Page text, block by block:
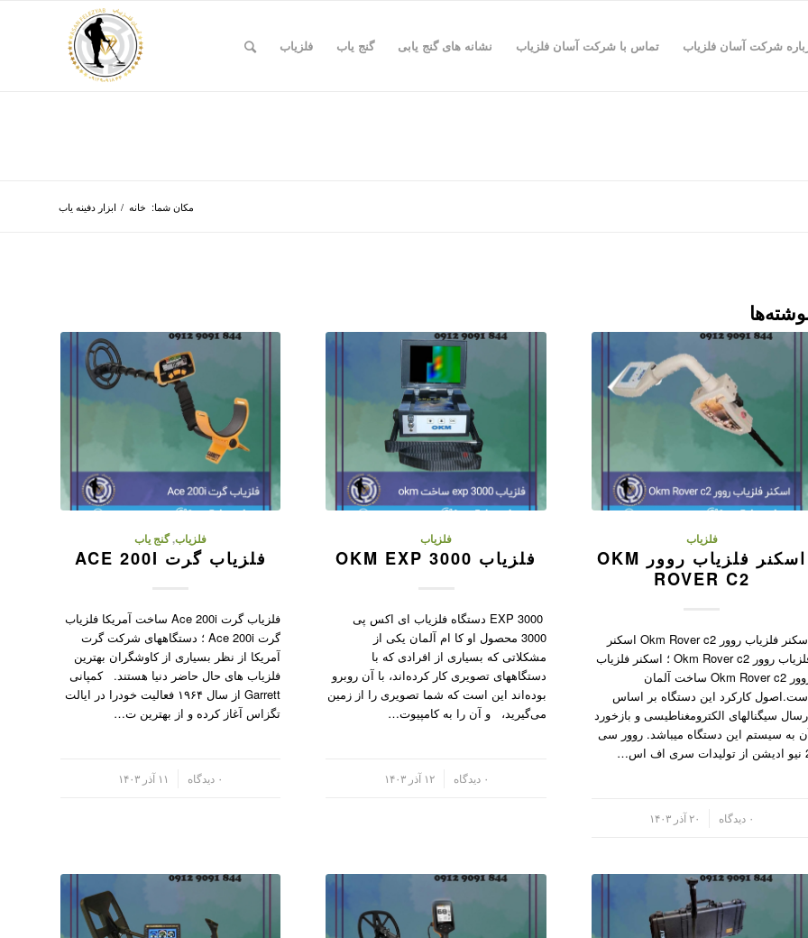
شرکت آسان فلزیاب تماس با شرکت آسان فلزیاب نشانه های گنج یابی گنج یاب فلزیاب
مکان شما: خانه / ابزار دفینه یاب
فلزیاب
اسکنر فلزیاب روور OKM
ROVER C2
اسکنر فلزیاب روور Okm Rover c2 اسکنر
فلزیاب روور Okm Rover c2 ؛ اسکنر فلزیاب
روور Okm Rover c2 ساخت آلمان
کارکرد این دستگاه بر اساس
سیگنالهای الکترومغناطیسی و بازخورد
به سیستم این دستگاه میباشد. روور سی
اف اس…
۰ دیدگاه ۲۰ آذر ۱۴۰۳
فلزیاب
فلزیاب OKM EXP 3000
EXP 3000 دستگاه فلزیاب ای اکس پی
3000 محصول او کا ام آلمان یکی از
مشکلاتی که بسیاری از افرادی که با
دستگاههای تصویری کار کرده‌اند، با آن روبرو
بوده‌اند این است که شما تصویری را از زمین
می‌گیرید، و آن را به کامپیو‌ت…
۰ دیدگاه ۱۲ آذر ۱۴۰۳
فلزیاب,گنج یاب
فلزیاب گرت ACE 200I
فلزیاب گرت Ace 200i ساخت آمریکا فلزیاب
گرت Ace 200i ؛ دستگاههای شرکت گرت
آمریکا از نظر بسیاری از کاوشگران بهترین
فلزیاب های حال حاضر دنیا هستند. کمپانی
Garrett از سال ۱۹۶۴ فعالیت خودرا در ایالت
تگزاس آغاز کرده و از بهترین ت…
۰ دیدگاه ۱۱ آذر ۱۴۰۳